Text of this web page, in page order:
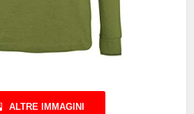
ALTRE IMMAGINI